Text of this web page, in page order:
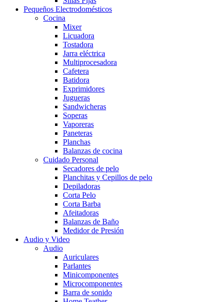
Pequeños Electrodomésticos
Cocina
Mixer
Licuadora
Tostadora
Jarra eléctrica
Multiprocesadora
Cafetera
Batidora
Exprimidores
Jugueras
Sandwicheras
Soperas
Vaporeras
Paneteras
Planchas
Balanzas de cocina
Cuidado Personal
Secadores de pelo
Planchitas y Cepillos de pelo
Depiladoras
Corta Pelo
Corta Barba
Afeitadoras
Balanzas de Baño
Medidor de Presión
Audio y Video
Audio
Auriculares
Parlantes
Minicomponentes
Microcomponentes
Barra de sonido